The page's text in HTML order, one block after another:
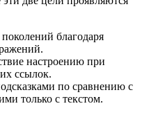
благодаря
настроению при
ссылок.
по сравнению с
только с текстом.